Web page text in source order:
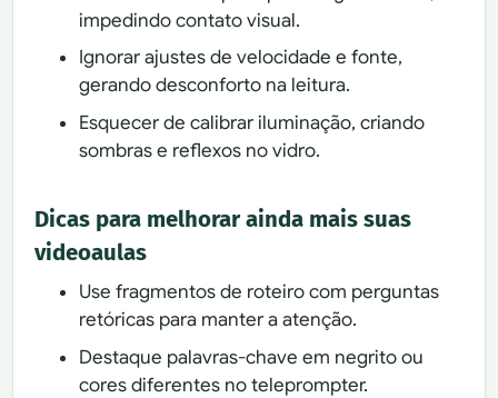
impedindo contato visual.
Ignorar ajustes de velocidade e fonte,
gerando desconforto na leitura.
Esquecer de calibrar iluminação, criando
sombras e reflexos no vidro.
Dicas para melhorar ainda mais suas
videoaulas
Use fragmentos de roteiro com perguntas
retóricas para manter a atenção.
Destaque palavras-chave em negrito ou
cores diferentes no teleprompter.